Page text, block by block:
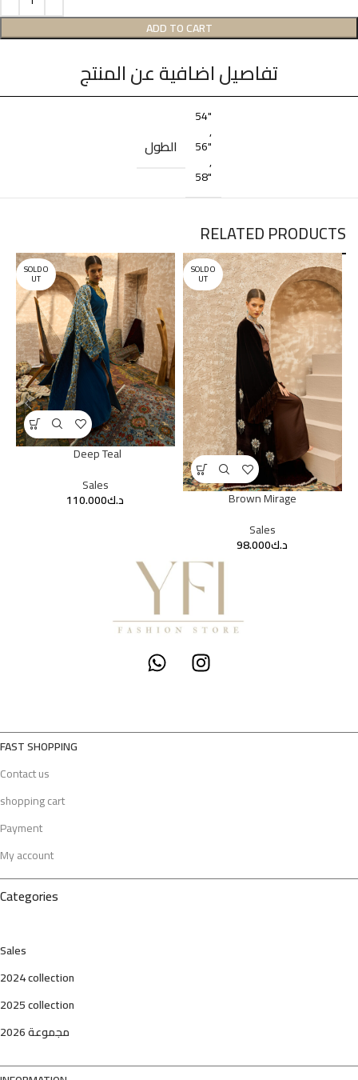
ADD TO CART
تفاصيل اضافية عن المنتج
الطول
54"
,
56"
,
58"
RELATED PRODUCTS
SOLD O
UT
Deep Teal
Sales
د.ك
SOLD O
UT
Brown Mirage
Sales
د.ك
FAST SHOPPING
Contact us
shopping cart
Payment
My account
Categories
Sales
2024 collection
2025 collection
مجموعة 2026